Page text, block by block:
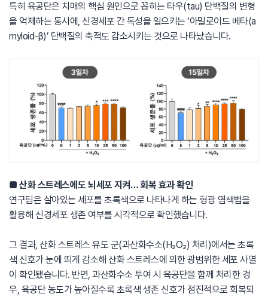
특히 육공단은 치매의 핵심 원인으로 꼽히는 타우(tau) 단백질의 변형
을 억제하는 동시에, 신경세포 간 독성을 일으키는 ‘아밀로이드 베타(a
myloid-β)’ 단백질의 축적도 감소시키는 것으로 나타났습니다.
■ 산화 스트레스에도 뇌세포 지켜… 회복 효과 확인
연구팀은 살아있는 세포를 초록색으로 나타나게 하는 형광 염색법을
활용해 신경세포 생존 여부를 시각적으로 확인했습니다.
그 결과, 산화 스트레스 유도 군(과산화수소(H₂O₂) 처리)에서는 초록
색 신호가 눈에 띄게 감소해 산화 스트레스에 의한 광범위한 세포 사멸
이 확인됐습니다. 반면, 과산화수소 투여 시 육공단을 함께 처리한 경
우, 육공단 농도가 높아질수록 초록색 생존 신호가 점진적으로 회복되